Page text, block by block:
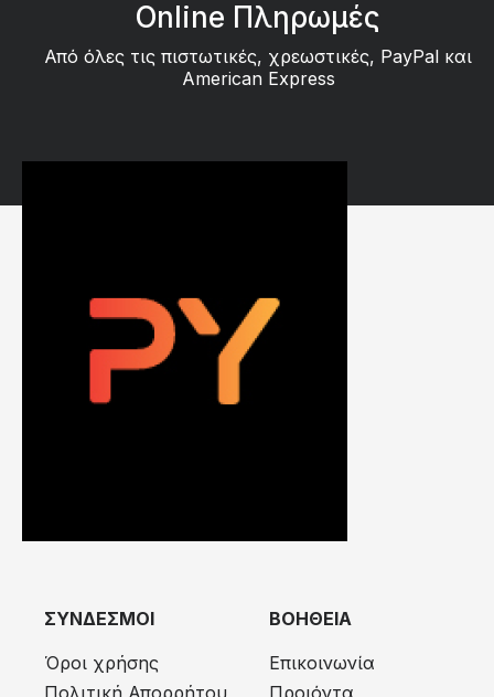
Online Πληρωμές
Από όλες τις πιστωτικές, χρεωστικές, PayPal και
American Express
ΣΥΝΔΕΣΜΟΙ
Όροι χρήσης
ΒΟΗΘΕΙΑ
Επικοινωνία